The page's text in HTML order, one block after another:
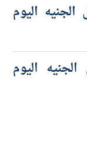
اليوم
اليوم